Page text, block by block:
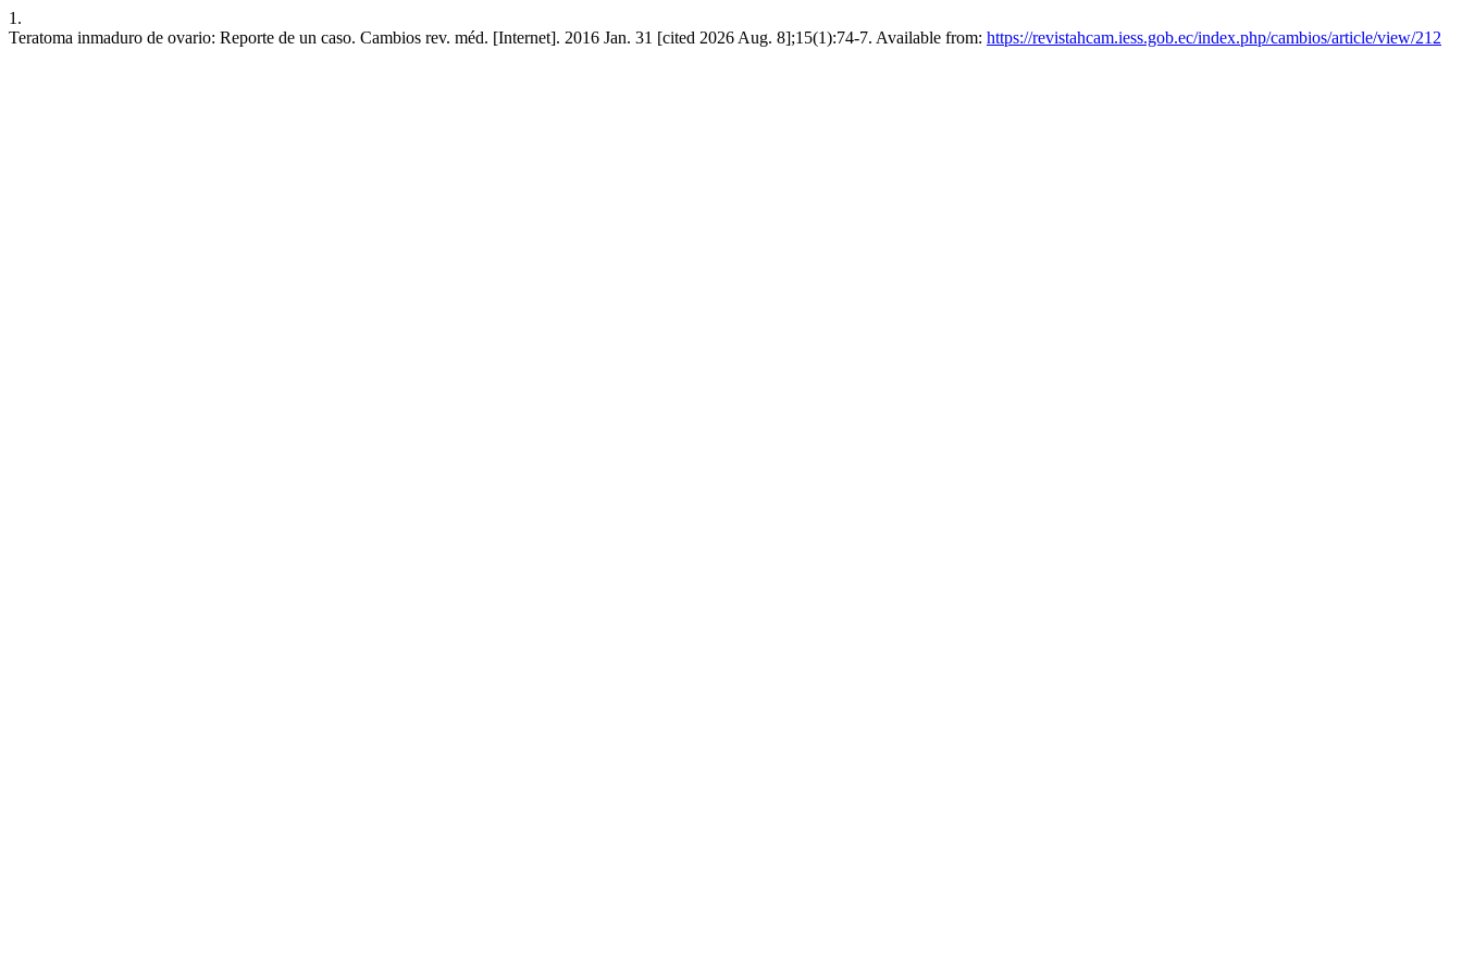
1.
Teratoma inmaduro de ovario: Reporte de un caso. Cambios rev. méd. [Internet]. 2016 Jan. 31 [cited 2026 Aug. 8];15(1):74-7. Available from: https://revistahcam.iess.gob.ec/index.php/cambios/article/view/212